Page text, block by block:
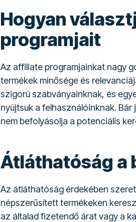
Hogyan
programjait
Az affiliate programjainkat nagy
termékek minősége és
szigorú szabványainknak, és
nyújtsuk a felhasználóinknak.
nem befolyásolja a potenciális
Átláthatóság a
Az átláthatóság érdekében
népszerűsített termékeken
az általad fizetendő árat vagy a